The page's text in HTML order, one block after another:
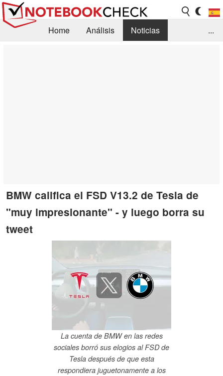
Home Análisis
Noticias
...
BMW califica el FSD V13.2 de Tesla de
"muy impresionante" - y luego borra su
tweet
La cuenta de BMW en las redes
sociales borró sus elogios al FSD de
Tesla después de que esta
respondiera juguetonamente a los